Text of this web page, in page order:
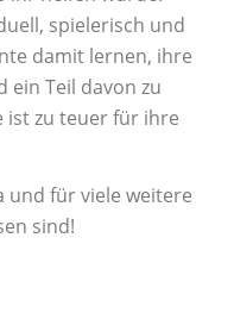
spielerisch und
damit lernen, ihre
ein Teil davon zu
ist zu teuer für ihre
und für viele weitere
sind!